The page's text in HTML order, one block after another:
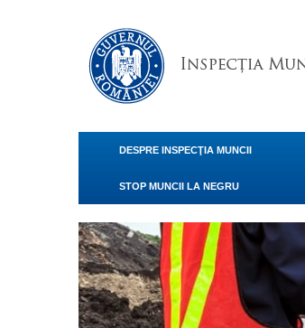
DESPRE INSPECŢIA MUNCII
STOP MUNCII LA NEGRU